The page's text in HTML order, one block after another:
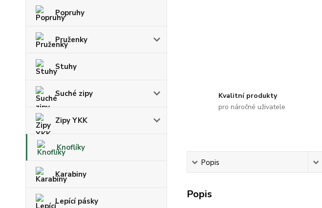
Popruhy
Pruženky
Stuhy
Suché zipy
Zipy YKK
Knoflíky
Karabiny
Lepící pásky
Kvalitní produkty
pro náročné uživatele
Popis
Popis